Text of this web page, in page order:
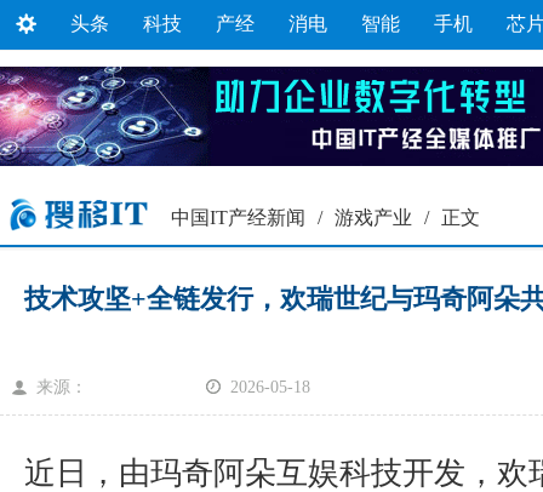
头条 科技 产经 消电 智能 手机 芯
中国IT产经新闻 / 游戏产业 / 正文
技术攻坚+全链发行，欢瑞世纪与玛奇阿朵
来源： 2026-05-18
近日，由玛奇阿朵互娱科技开发，欢